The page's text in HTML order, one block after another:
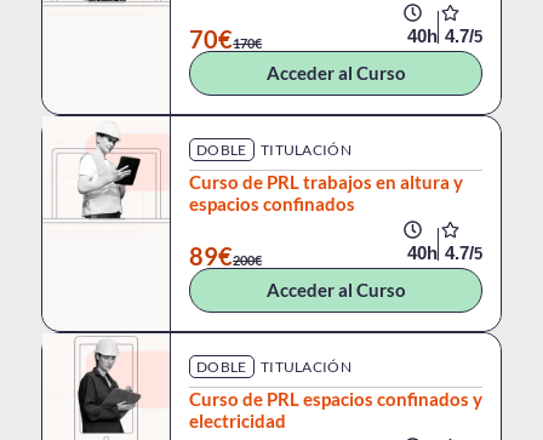
70€170€ 40h 4.7/5
Acceder al Curso
DOBLE TITULACIÓN
Curso de PRL trabajos en altura y
espacios confinados
89€200€ 40h 4.7/5
Acceder al Curso
DOBLE TITULACIÓN
Curso de PRL espacios confinados y
electricidad